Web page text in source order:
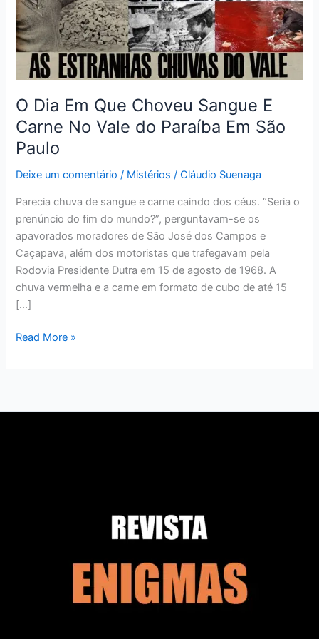
O Dia Em Que Choveu Sangue E
Carne No Vale do Paraíba Em São
Paulo
Deixe um comentário / Mistérios /Cláudio Suenaga
Parecia chuva de sangue e carne caindo dos céus. “Seria o
prenúncio do fim do mundo?”, perguntavam-se os
apavorados moradores de São José dos Campos e
Caçapava, além dos motoristas que trafegavam pela
Rodovia Presidente Dutra em 15 de agosto de 1968. A
chuva vermelha e a carne em formato de cubo de até 15
[…]
Sangue
E
Carne
No
do
Paraíba
Em
São
Paulo
Read More »